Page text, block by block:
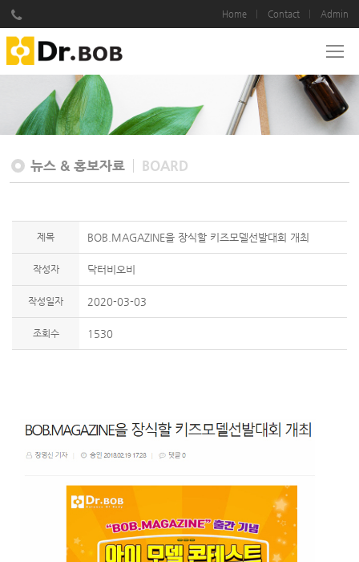
Home Contact Admin
뉴스 & 홍보자료 BOARD
제목 BOB.MAGAZINE을 장식할 키즈모델선발대회 개최
작성자 닥터비오비
작성일자 2020-03-03
조회수 1530